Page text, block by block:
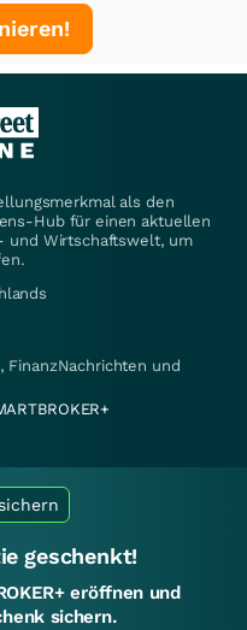
als den
Hub für einen aktuellen
und Wirtschaftswelt, um
FinanzNachrichten und
geschenkt!
eröffnen und
sichern.